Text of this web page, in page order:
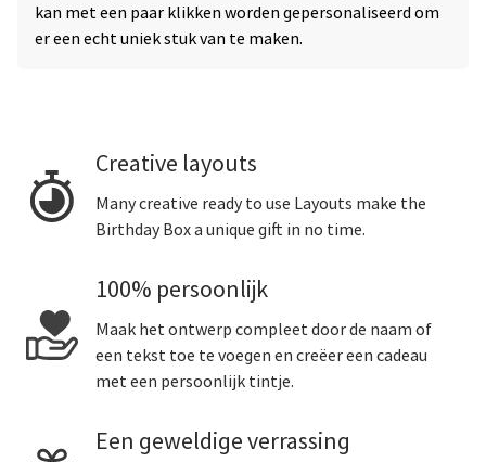
kan met een paar klikken worden gepersonaliseerd om
er een echt uniek stuk van te maken.
Creative layouts
Many creative ready to use Layouts make the
Birthday Box a unique gift in no time.
100% persoonlijk
Maak het ontwerp compleet door de naam of
een tekst toe te voegen en creëer een cadeau
met een persoonlijk tintje.
Een geweldige verrassing